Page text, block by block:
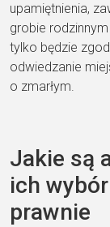
upamiętnienia,
grobie
tylko będzie
odwiedzanie
o zmarłym.
Jakie są
ich
prawnie